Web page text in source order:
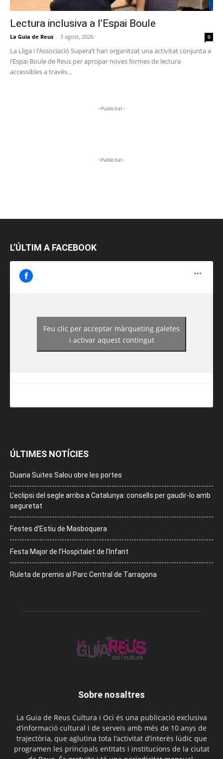
Lectura inclusiva a l’Espai Boule
La Guia de Reus - 3 agost, 2026 0
La Lliga i l’Associació Supera’t han organitzat una activitat conjunta a
l’Espai Boule de Reus per apropar noves formes de lectura
accessibles a través...
-Publicitat-
-Publicitat-
L’ÚLTIM A FACEBOOK
https://www.facebook.com/guiadereus/
Feu clic per acceptar màrqueting galetes
i activar aquest contingut
ÚLTIMES NOTÍCIES
Duana Suites Salou obre les portes
L’eclipsi del segle arriba a Catalunya: consells per gaudir-lo amb
seguretat
Festes d’Estiu de Masboquera
Festa Major de l’Hospitalet de l’Infant
Ruleta de premis al Parc Central de Tarragona
Sobre nosaltres
La Guia de Reus Cultura i Oci és una publicació exclusiva
d’informació cultural i de serveis amb més de 10 anys de
trajectòria, que aglutina tota l’activitat d’interès lúdic que
programen les principals entitats i institucions de la ciutat